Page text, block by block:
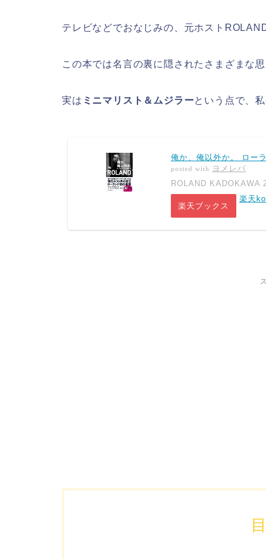
テレビなどでおなじみの、元ホスト
この本では名言の裏に隠されたさまざまな
実は ミニマリスト＆ムジラーという点で、
俺か、俺以外か。 ロー
posted with
ヨメレバ
ROLAND KADOKAWA
楽天ブックス
楽天